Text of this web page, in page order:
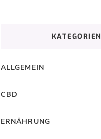
KATEGORIEN
ALLGEMEIN
CBD
ERNÄHRUNG